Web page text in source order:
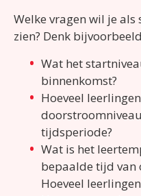
Welke vragen wil je
zien? Denk
Wat het
binnenkomst?
Hoeveel
tijdsperiode?
Wat is het
bepaalde tijd van
Hoeveel